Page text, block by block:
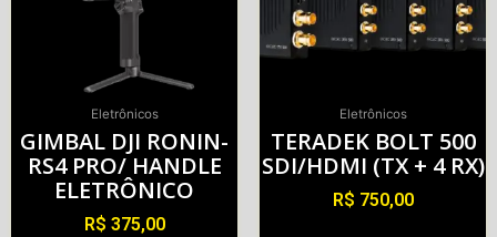
Eletrônicos
GIMBAL DJI RONIN-
RS4 PRO/ HANDLE
ELETRÔNICO
R$ 375,00
Eletrônicos
TERADEK BOLT 500
SDI/HDMI (TX + 4 RX)
R$ 750,00